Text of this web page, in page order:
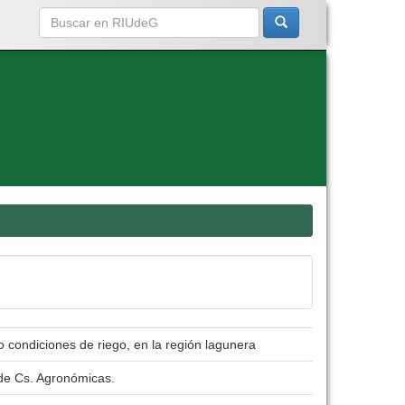
de riego, en la región lagunera
Cs. Agronómicas.